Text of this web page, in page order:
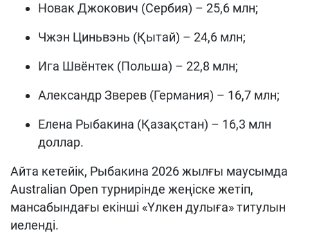
Новак Джокович (Сербия) – 25,6 млн;
Чжэн Циньвэнь (Қытай) – 24,6 млн;
Ига Швёнтек (Польша) – 22,8 млн;
Александр Зверев (Германия) – 16,7 млн;
Елена Рыбакина (Қазақстан) – 16,3 млн
доллар.
Айта кетейік, Рыбакина 2026 жылғы маусымда
Australian Open турнирінде жеңіске жетіп,
мансабындағы екінші «Үлкен дулыға» титулын
иеленді.